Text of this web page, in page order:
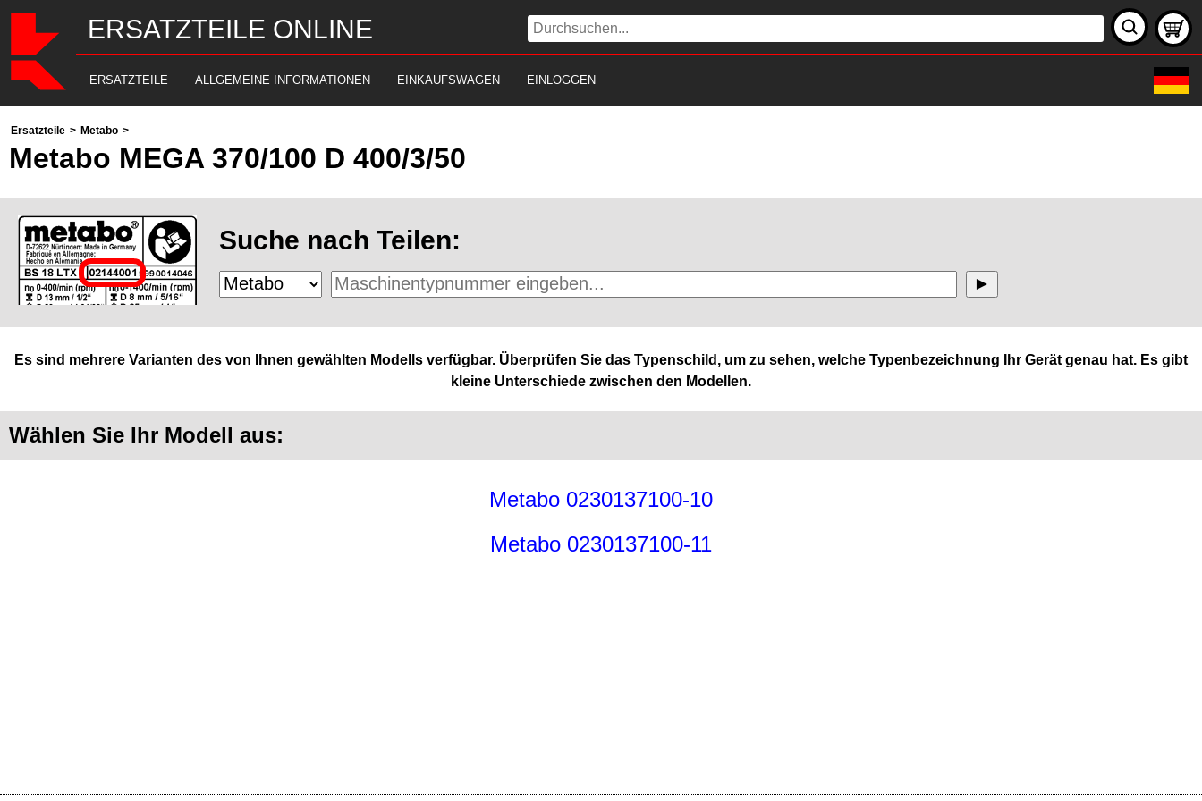
ERSATZTEILE ONLINE
ERSATZTEILE ALLGEMEINE INFORMATIONEN EINKAUFSWAGEN EINLOGGEN
Ersatzteile > Metabo >
Metabo MEGA 370/100 D 400/3/50
Suche nach Teilen:
Es sind mehrere Varianten des von Ihnen gewählten Modells verfügbar. Überprüfen Sie das Typenschild, um zu sehen, welche Typenbezeichnung Ihr Gerät genau hat. Es gibt
kleine Unterschiede zwischen den Modellen.
Wählen Sie Ihr Modell aus:
Metabo 0230137100-10
Metabo 0230137100-11